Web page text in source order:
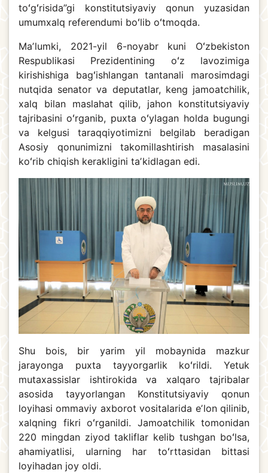
toʻgʻrisida”gi konstitutsiyaviy qonun yuzasidan
umumxalq referendumi boʻlib oʻtmoqda.
Maʼlumki, 2021-yil 6-noyabr kuni Oʻzbekiston
Respublikasi Prezidentining oʻz lavozimiga
kirishishiga bagʻishlangan tantanali marosimdagi
nutqida senator va deputatlar, keng jamoatchilik,
xalq bilan maslahat qilib, jahon konstitutsiyaviy
tajribasini oʻrganib, puxta oʻylagan holda bugungi
va kelgusi taraqqiyotimizni belgilab beradigan
Asosiy qonunimizni takomillashtirish masalasini
koʻrib chiqish kerakligini taʼkidlagan edi.
Shu bois, bir yarim yil mobaynida mazkur
jarayonga puxta tayyorgarlik koʻrildi. Yetuk
mutaxassislar ishtirokida va xalqaro tajribalar
asosida tayyorlangan Konstitutsiyaviy qonun
loyihasi ommaviy axborot vositalarida eʼlon qilinib,
xalqning fikri oʻrganildi. Jamoatchilik tomonidan
220 mingdan ziyod takliflar kelib tushgan boʻlsa,
ahamiyatlisi, ularning har toʻrttasidan bittasi
loyihadan joy oldi.